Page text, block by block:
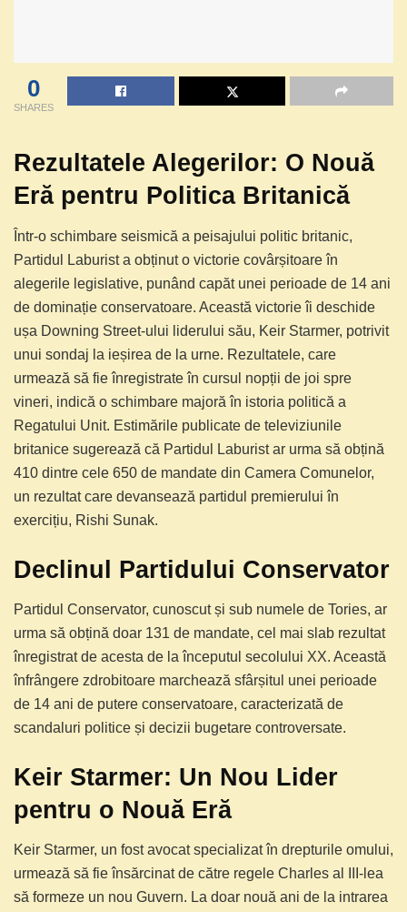
0
SHARES
Rezultatele Alegerilor: O Nouă
Eră pentru Politica Britanică
Într-o schimbare seismică a peisajului politic britanic,
Partidul Laburist a obținut o victorie covârșitoare în
alegerile legislative, punând capăt unei perioade de 14 ani
de dominație conservatoare. Această victorie îi deschide
ușa Downing Street-ului liderului său, Keir Starmer, potrivit
unui sondaj la ieșirea de la urne. Rezultatele, care
urmează să fie înregistrate în cursul nopții de joi spre
vineri, indică o schimbare majoră în istoria politică a
Regatului Unit. Estimările publicate de televiziunile
britanice sugerează că Partidul Laburist ar urma să obțină
410 dintre cele 650 de mandate din Camera Comunelor,
un rezultat care devansează partidul premierului în
exercițiu, Rishi Sunak.
Declinul Partidului Conservator
Partidul Conservator, cunoscut și sub numele de Tories, ar
urma să obțină doar 131 de mandate, cel mai slab rezultat
înregistrat de acesta de la începutul secolului XX. Această
înfrângere zdrobitoare marchează sfârșitul unei perioade
de 14 ani de putere conservatoare, caracterizată de
scandaluri politice și decizii bugetare controversate.
Keir Starmer: Un Nou Lider
pentru o Nouă Eră
Keir Starmer, un fost avocat specializat în drepturile omului,
urmează să fie însărcinat de către regele Charles al III-lea
să formeze un nou Guvern. La doar nouă ani de la intrarea